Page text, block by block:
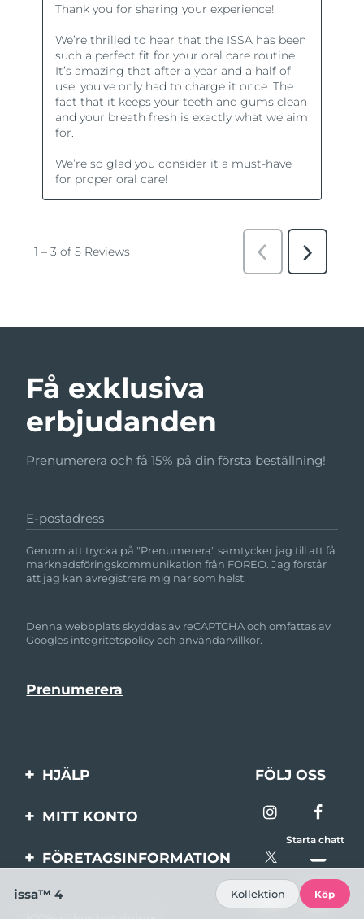
Få exklusiva
erbjudanden
Prenumerera och få 15% på din första beställning!
E-postadress
Genom att trycka på "Prenumerera" samtycker jag till att få
marknadsföringskommunikation från FOREO. Jag förstår
att jag kan avregistrera mig när som helst.
Denna webbplats skyddas av reCAPTCHA och omfattas av
Googles integritetspolicyochanvändarvillkor.
HJÄLP
Kontakta oss
Garantier & returer
Vanliga frågor
FÖLJ OSS
MITT KONTO
Produktregistrering
FÖRETAGSINFORMATION
Om FOREO
Starta chatt
issa™ 4 Kollektion Köp